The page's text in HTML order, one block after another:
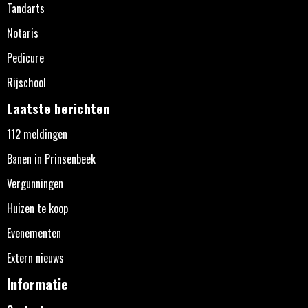
Tandarts
Notaris
Pedicure
Rijschool
Laatste berichten
112 meldingen
Banen in Prinsenbeek
Vergunningen
Huizen te koop
Evenementen
Extern nieuws
Informatie